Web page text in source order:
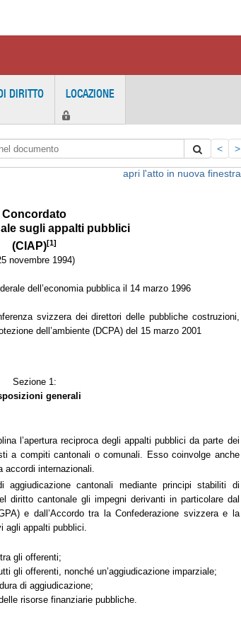
DIRITTO LOCAZIONE
< >
apri l'atto in nuova finestra
Concordato
sugli appalti pubblici
(CIAP)[1]
novembre 1994)
dell’economia pubblica il 14 marzo 1996
svizzera dei direttori delle pubbliche costruzioni,
dell’ambiente (DCPA) del 15 marzo 2001
Sezione 1:
generali
l’apertura reciproca degli appalti pubblici da parte dei
a compiti cantonali o comunali. Esso coinvolge anche
internazionali.
aggiudicazione cantonali mediante principi stabiliti di
diritto cantonale gli impegni derivanti in particolare dal
e dall’Accordo tra la Confederazione svizzera e la
agli appalti pubblici.
gli offerenti;
gli offerenti, nonché un’aggiudicazione imparziale;
di aggiudicazione;
risorse finanziarie pubbliche.